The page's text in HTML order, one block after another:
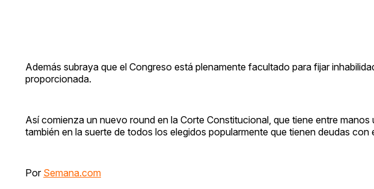
Además subraya que el Congreso está plenamente facultado para fijar
proporcionada.
Así comienza un nuevo round en la Corte Constitucional, que tiene entre
también en la suerte de todos los elegidos popularmente que tienen deudas con
Por Semana.com